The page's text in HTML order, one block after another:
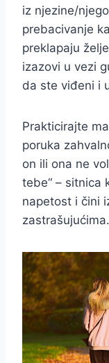
iz njezine/
prebacivanje
preklapaju
izazovi u vezi
da ste viđeni i
Prakticirajte
poruka
on ili ona ne
tebe“ – sitnica
napetost i čini
zastrašujućima.